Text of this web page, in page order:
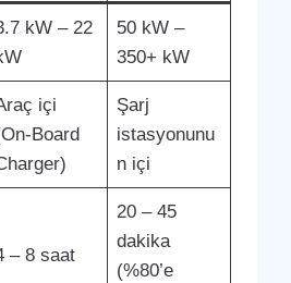
kW – 22
50 kW –
350+ kW
içi
Board
Şarj
istasyonunu
n içi
– 8 saat
20 – 45
dakika
(%80’e